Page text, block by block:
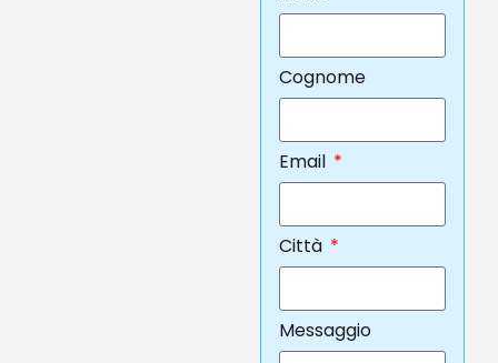
Cognome
Email
Città
Messaggio